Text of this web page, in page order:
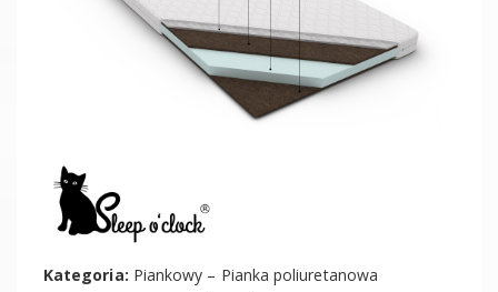
Kategoria: Piankowy – Pianka poliuretanowa